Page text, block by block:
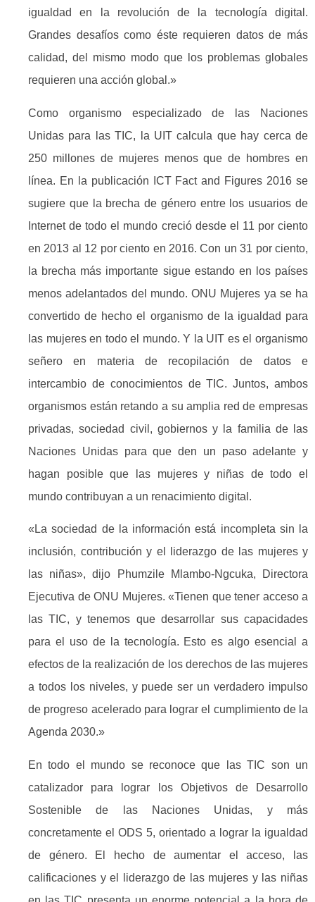
igualdad en la revolución de la tecnología digital.
Grandes desafíos como éste requieren datos de más
calidad, del mismo modo que los problemas globales
requieren una acción global.»
Como organismo especializado de las Naciones
Unidas para las TIC, la UIT calcula que hay cerca de
250 millones de mujeres menos que de hombres en
línea. En la publicación ICT Fact and Figures 2016 se
sugiere que la brecha de género entre los usuarios de
Internet de todo el mundo creció desde el 11 por ciento
en 2013 al 12 por ciento en 2016. Con un 31 por ciento,
la brecha más importante sigue estando en los países
menos adelantados del mundo. ONU Mujeres ya se ha
convertido de hecho el organismo de la igualdad para
las mujeres en todo el mundo. Y la UIT es el organismo
señero en materia de recopilación de datos e
intercambio de conocimientos de TIC. Juntos, ambos
organismos están retando a su amplia red de empresas
privadas, sociedad civil, gobiernos y la familia de las
Naciones Unidas para que den un paso adelante y
hagan posible que las mujeres y niñas de todo el
mundo contribuyan a un renacimiento digital.
«La sociedad de la información está incompleta sin la
inclusión, contribución y el liderazgo de las mujeres y
las niñas», dijo Phumzile Mlambo-Ngcuka, Directora
Ejecutiva de ONU Mujeres. «Tienen que tener acceso a
las TIC, y tenemos que desarrollar sus capacidades
para el uso de la tecnología. Esto es algo esencial a
efectos de la realización de los derechos de las mujeres
a todos los niveles, y puede ser un verdadero impulso
de progreso acelerado para lograr el cumplimiento de la
Agenda 2030.»
En todo el mundo se reconoce que las TIC son un
catalizador para lograr los Objetivos de Desarrollo
Sostenible de las Naciones Unidas, y más
concretamente el ODS 5, orientado a lograr la igualdad
de género. El hecho de aumentar el acceso, las
calificaciones y el liderazgo de las mujeres y las niñas